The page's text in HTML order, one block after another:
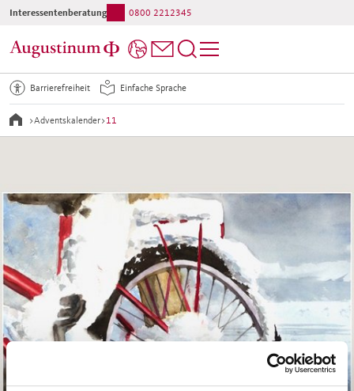
Interessentenberatung: 0800 2212345
>Adventskalender> 11
Barrierefreiheit Einfache Sprache